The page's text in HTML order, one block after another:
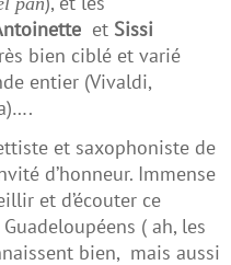
et Sissi
bien ciblé et varié
entier (Vivaldi,
et saxophoniste de
d’honneur. Immense
et d’écouter ce
( ah, les
bien, mais aussi